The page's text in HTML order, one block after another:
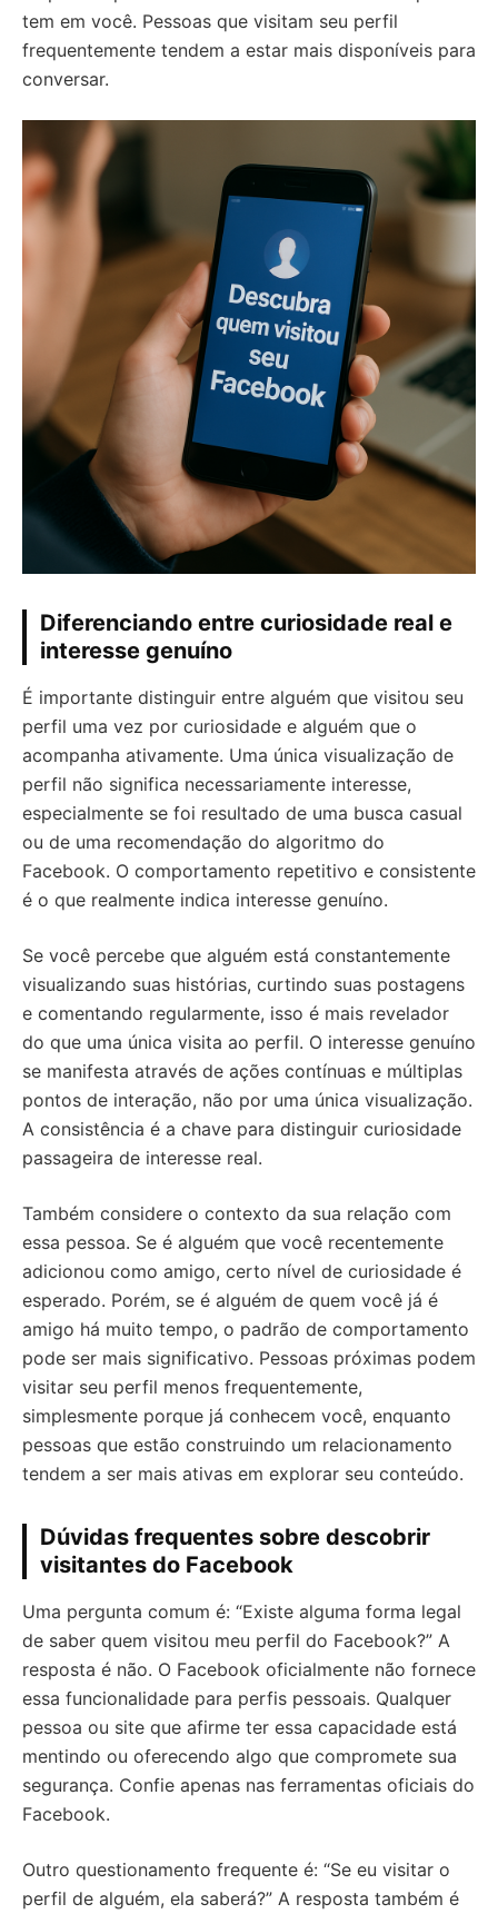
tem em você. Pessoas que visitam seu perfil
frequentemente tendem a estar mais disponíveis para
conversar.
Diferenciando entre curiosidade real e
interesse genuíno
É importante distinguir entre alguém que visitou seu
perfil uma vez por curiosidade e alguém que o
acompanha ativamente. Uma única visualização de
perfil não significa necessariamente interesse,
especialmente se foi resultado de uma busca casual
ou de uma recomendação do algoritmo do
Facebook. O comportamento repetitivo e consistente
é o que realmente indica interesse genuíno.
Se você percebe que alguém está constantemente
visualizando suas histórias, curtindo suas postagens
e comentando regularmente, isso é mais revelador
do que uma única visita ao perfil. O interesse genuíno
se manifesta através de ações contínuas e múltiplas
pontos de interação, não por uma única visualização.
A consistência é a chave para distinguir curiosidade
passageira de interesse real.
Também considere o contexto da sua relação com
essa pessoa. Se é alguém que você recentemente
adicionou como amigo, certo nível de curiosidade é
esperado. Porém, se é alguém de quem você já é
amigo há muito tempo, o padrão de comportamento
pode ser mais significativo. Pessoas próximas podem
visitar seu perfil menos frequentemente,
simplesmente porque já conhecem você, enquanto
pessoas que estão construindo um relacionamento
tendem a ser mais ativas em explorar seu conteúdo.
Dúvidas frequentes sobre descobrir
visitantes do Facebook
Uma pergunta comum é: “Existe alguma forma legal
de saber quem visitou meu perfil do Facebook?” A
resposta é não. O Facebook oficialmente não fornece
essa funcionalidade para perfis pessoais. Qualquer
pessoa ou site que afirme ter essa capacidade está
mentindo ou oferecendo algo que compromete sua
segurança. Confie apenas nas ferramentas oficiais do
Facebook.
Outro questionamento frequente é: “Se eu visitar o
perfil de alguém, ela saberá?” A resposta também é